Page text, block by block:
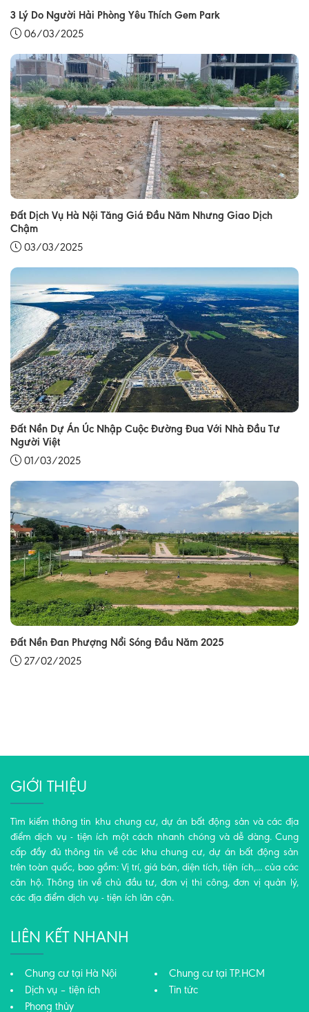
3 Lý Do Người Hải Phòng Yêu Thích Gem Park
06/03/2025
Đất Dịch Vụ Hà Nội Tăng Giá Đầu Năm Nhưng Giao Dịch
Chậm
03/03/2025
Đất Nền Dự Án Úc Nhập Cuộc Đường Đua Với Nhà Đầu Tư
Người Việt
01/03/2025
Đất Nền Đan Phượng Nổi Sóng Đầu Năm 2025
27/02/2025
GIỚI THIỆU
Tìm kiếm thông tin khu chung cư, dự án bất động sản và các địa
điểm dịch vụ - tiện ích một cách nhanh chóng và dễ dàng. Cung
cấp đầy đủ thông tin về các khu chung cư, dự án bất động sản
trên toàn quốc, bao gồm: Vị trí, giá bán, diện tích, tiện ích,... của các
căn hộ. Thông tin về chủ đầu tư, đơn vị thi công, đơn vị quản lý,
các địa điểm dịch vụ - tiện ích lân cận.
LIÊN KẾT NHANH
Chung cư tại Hà Nội
Chung cư tại TP.HCM
Dịch vụ – tiện ích
Tin tức
Phong thủy